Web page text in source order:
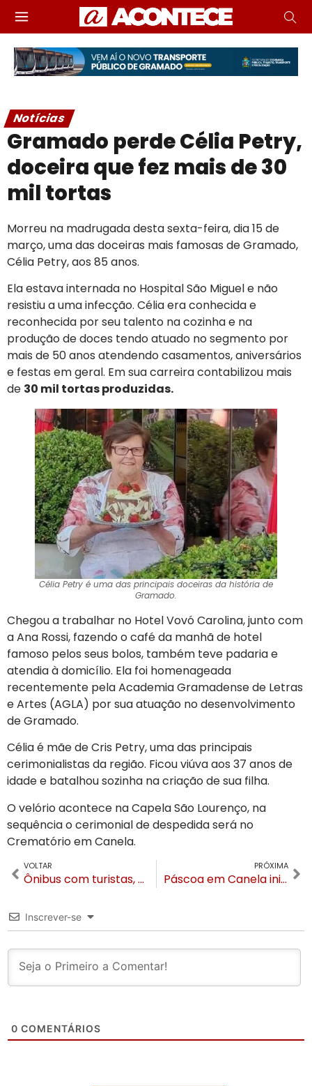
Notícias
Gramado perde Célia Petry,
doceira que fez mais de 30
mil tortas
Morreu na madrugada desta sexta-feira, dia 15 de
março, uma das doceiras mais famosas de Gramado,
Célia Petry, aos 85 anos.
Ela estava internada no Hospital São Miguel e não
resistiu a uma infecção. Célia era conhecida e
reconhecida por seu talento na cozinha e na
produção de doces tendo atuado no segmento por
mais de 50 anos atendendo casamentos, aniversários
e festas em geral. Em sua carreira contabilizou mais
de 30 mil tortas produzidas.
Célia Petry é uma das principais doceiras da história de
Gramado.
Chegou a trabalhar no Hotel Vovó Carolina, junto com
a Ana Rossi, fazendo o café da manhã de hotel
famoso pelos seus bolos, também teve padaria e
atendia à domicílio. Ela foi homenageada
recentemente pela Academia Gramadense de Letras
e Artes (AGLA) por sua atuação no desenvolvimento
de Gramado.
Célia é mãe de Cris Petry, uma das principais
cerimonialistas da região. Ficou viúva aos 37 anos de
idade e batalhou sozinha na criação de sua filha.
O velório acontece na Capela São Lourenço, na
sequência o cerimonial de despedida será no
Crematório em Canela.
VOLTAR
Ônibus com turistas, que saiu de Gramado para Bento, colide em ponte
PRÓXIMA
Páscoa em Canela inicia neste fim de semana. Conheça as atrações e a programação
Inscrever-se
0 COMENTÁRIOS